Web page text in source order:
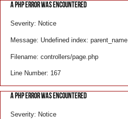
A PHP ERROR WAS ENCOUNTERED
Severity: Notice
Message: Undefined index: parent_name
Filename: controllers/page.php
Line Number: 167
A PHP ERROR WAS ENCOUNTERED
Severity: Notice